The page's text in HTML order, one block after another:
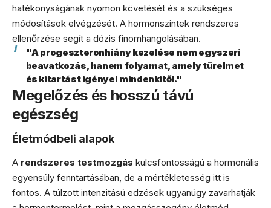
hatékonyságának nyomon követését és a szükséges
módosítások elvégzését. A hormonszintek rendszeres
ellenőrzése segít a dózis finomhangolásában.
"A progeszteronhiány kezelése nem egyszeri
beavatkozás, hanem folyamat, amely türelmet
és kitartást igényel mindenkitől."
Megelőzés és hosszú távú
egészség
Életmódbeli alapok
A rendszeres testmozgás kulcsfontosságú a hormonális
egyensúly fenntartásában, de a mértékletesség itt is
fontos. A túlzott intenzitású edzések ugyanúgy zavarhatják